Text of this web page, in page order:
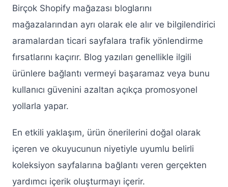
Birçok Shopify mağazası bloglarını
mağazalarından ayrı olarak ele alır ve bilgilendirici
aramalardan ticari sayfalara trafik yönlendirme
fırsatlarını kaçırır. Blog yazıları genellikle ilgili
ürünlere bağlantı vermeyi başaramaz veya bunu
kullanıcı güvenini azaltan açıkça promosyonel
yollarla yapar.
En etkili yaklaşım, ürün önerilerini doğal olarak
içeren ve okuyucunun niyetiyle uyumlu belirli
koleksiyon sayfalarına bağlantı veren gerçekten
yardımcı içerik oluşturmayı içerir.